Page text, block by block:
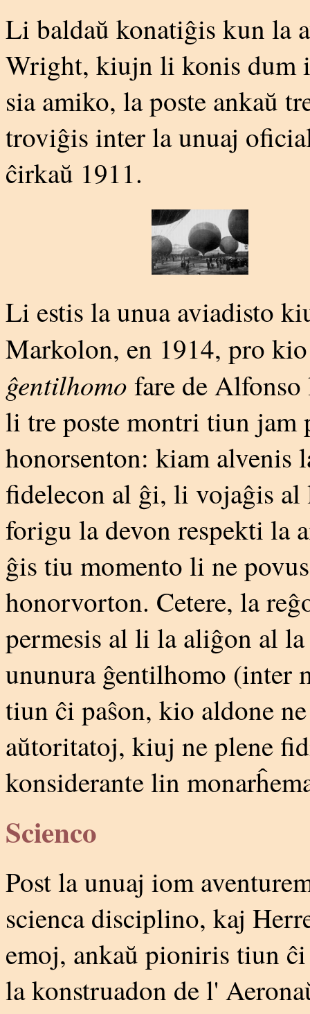
Li baldaŭ konatiĝis kun la
Wright, kiujn li konis dum
sia amiko, la poste ankaŭ
troviĝis inter la unuaj
ĉirkaŭ 1911.
Li estis la unua aviadisto
Markolon, en 1914, pro
ĝentilhomo fare de
li tre poste montri tiun jam
honorsenton: kiam
fidelecon al ĝi, li vojaĝis
forigu la devon respekti la
ĝis tiu momento li ne
honorvorton. Cetere, la
permesis al li la aliĝon al
ununura ĝentilhomo (inter
tiun ĉi paŝon, kio aldone
aŭtoritatoj, kiuj ne plene
konsiderante lin
Scienco
Post la unuaj iom
scienca disciplino, kaj
emoj, ankaŭ pioniris tiun
la konstruadon de l'